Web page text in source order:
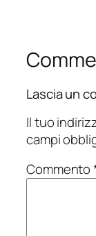
Lascia un
Il tuo
campi
Commento